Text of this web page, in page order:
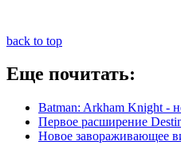
back to top
Еще почитать:
Batman: Arkham Knight -
Первое расширение
Новое завораживающее